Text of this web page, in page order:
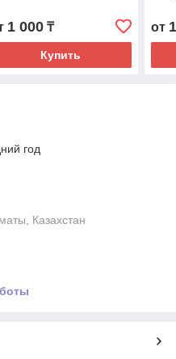
1 000₸
Купить
от
год
Казахстан